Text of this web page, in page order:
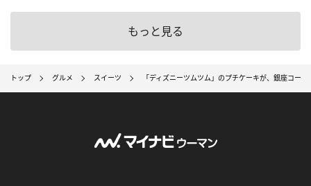
もっと見る
トップ グルメ スイーツ 「ディズニーツムツム」のプチケーキが、銀座コー